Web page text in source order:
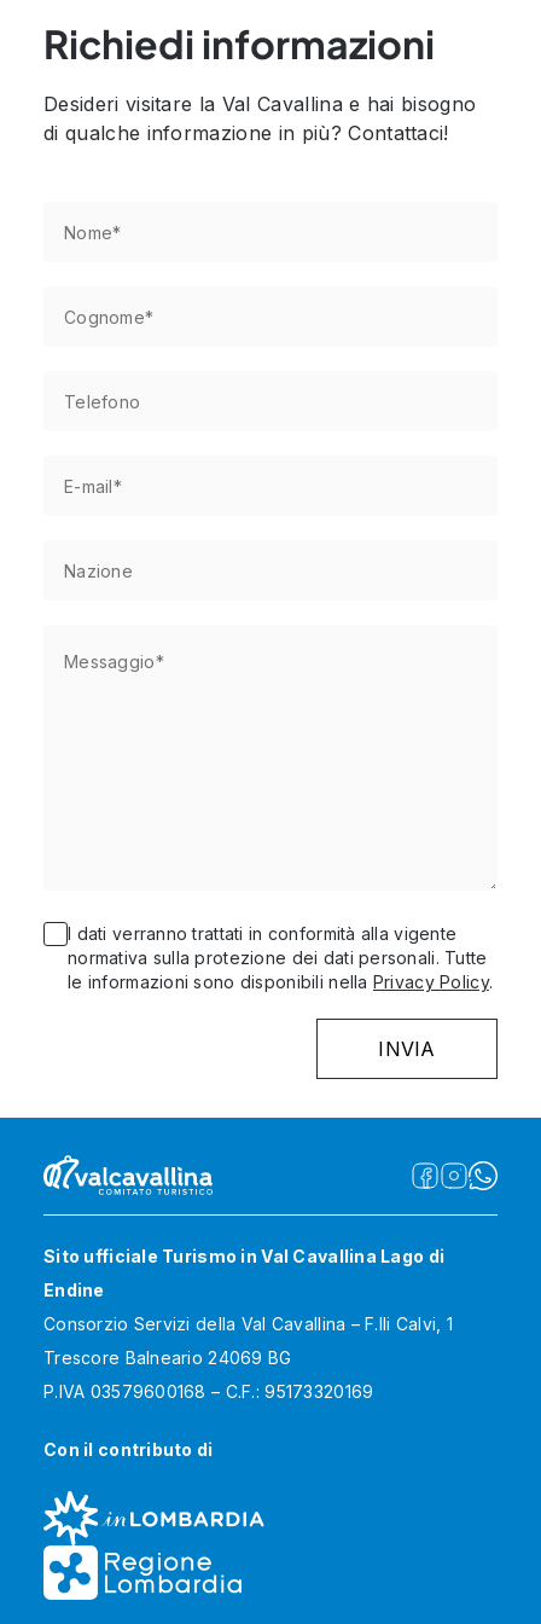
Richiedi informazioni
Desideri visitare la Val Cavallina e hai bisogno
di qualche informazione in più? Contattaci!
I dati verranno trattati in conformità alla vigente
normativa sulla protezione dei dati personali. Tutte
le informazioni sono disponibili nella Privacy Policy.
Sito ufficiale Turismo in Val Cavallina Lago di
Endine
Consorzio Servizi della Val Cavallina – F.lli Calvi, 1
Trescore Balneario 24069 BG
P.IVA 03579600168 – C.F.: 95173320169
Con il contributo di